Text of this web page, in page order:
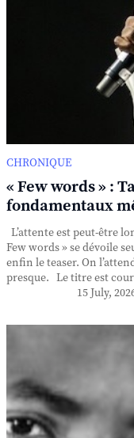
CHRONIQUE
« Few words » :
fondamentaux
L’attente est peut-être
Few words » se dévoile
enfin le teaser. On
presque. Le titre est
15 July,